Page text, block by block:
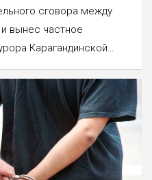
сговора между
вынес частное
Карагандинской…